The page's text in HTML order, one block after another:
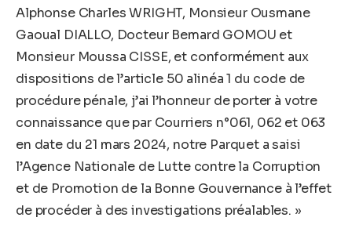
Alphonse Charles WRIGHT, Monsieur Ousmane
Gaoual DIALLO, Docteur Bemard GOMOU et
Monsieur Moussa CISSE, et conformément aux
dispositions de l’article 50 alinéa 1 du code de
procédure pénale, j’ai l’honneur de porter à votre
connaissance que par Courriers n°061, 062 et 063
en date du 21 mars 2024, notre Parquet a saisi
l’Agence Nationale de Lutte contre la Corruption
et de Promotion de la Bonne Gouvernance à l’effet
de procéder à des investigations préalables. »